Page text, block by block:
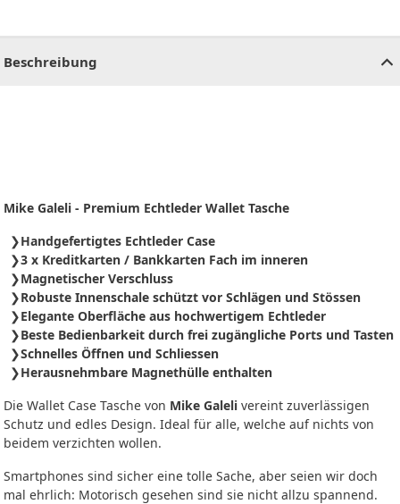
Beschreibung
Mike Galeli - Premium Echtleder Wallet Tasche
Handgefertigtes Echtleder Case
3 x Kreditkarten / Bankkarten Fach im inneren
Magnetischer Verschluss
Robuste Innenschale schützt vor Schlägen und Stössen
Elegante Oberfläche aus hochwertigem Echtleder
Beste Bedienbarkeit durch frei zugängliche Ports und Tasten
Schnelles Öffnen und Schliessen
Herausnehmbare Magnethülle enthalten
Die Wallet Case Tasche von Mike Galeli vereint zuverlässigen
Schutz und edles Design. Ideal für alle, welche auf nichts von
beidem verzichten wollen.
Smartphones sind sicher eine tolle Sache, aber seien wir doch
mal ehrlich: Motorisch gesehen sind sie nicht allzu spannend.